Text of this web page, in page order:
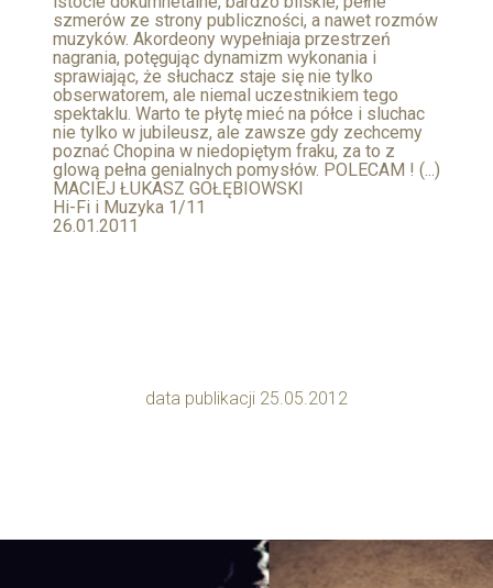
szmerów ze strony publiczności, a nawet rozmów
muzyków. Akordeony wypełniaja przestrzeń
nagrania, potęgując dynamizm wykonania i
sprawiając, że słuchacz staje się nie tylko
obserwatorem, ale niemal uczestnikiem tego
spektaklu. Warto te płytę mieć na półce i sluchac
nie tylko w jubileusz, ale zawsze gdy zechcemy
poznać Chopina w niedopiętym fraku, za to z
glową pełna genialnych pomysłów. POLECAM ! (...)
MACIEJ ŁUKASZ GOŁĘBIOWSKI
Hi-Fi i Muzyka 1/11
26.01.2011
data publikacji 25.05.2012